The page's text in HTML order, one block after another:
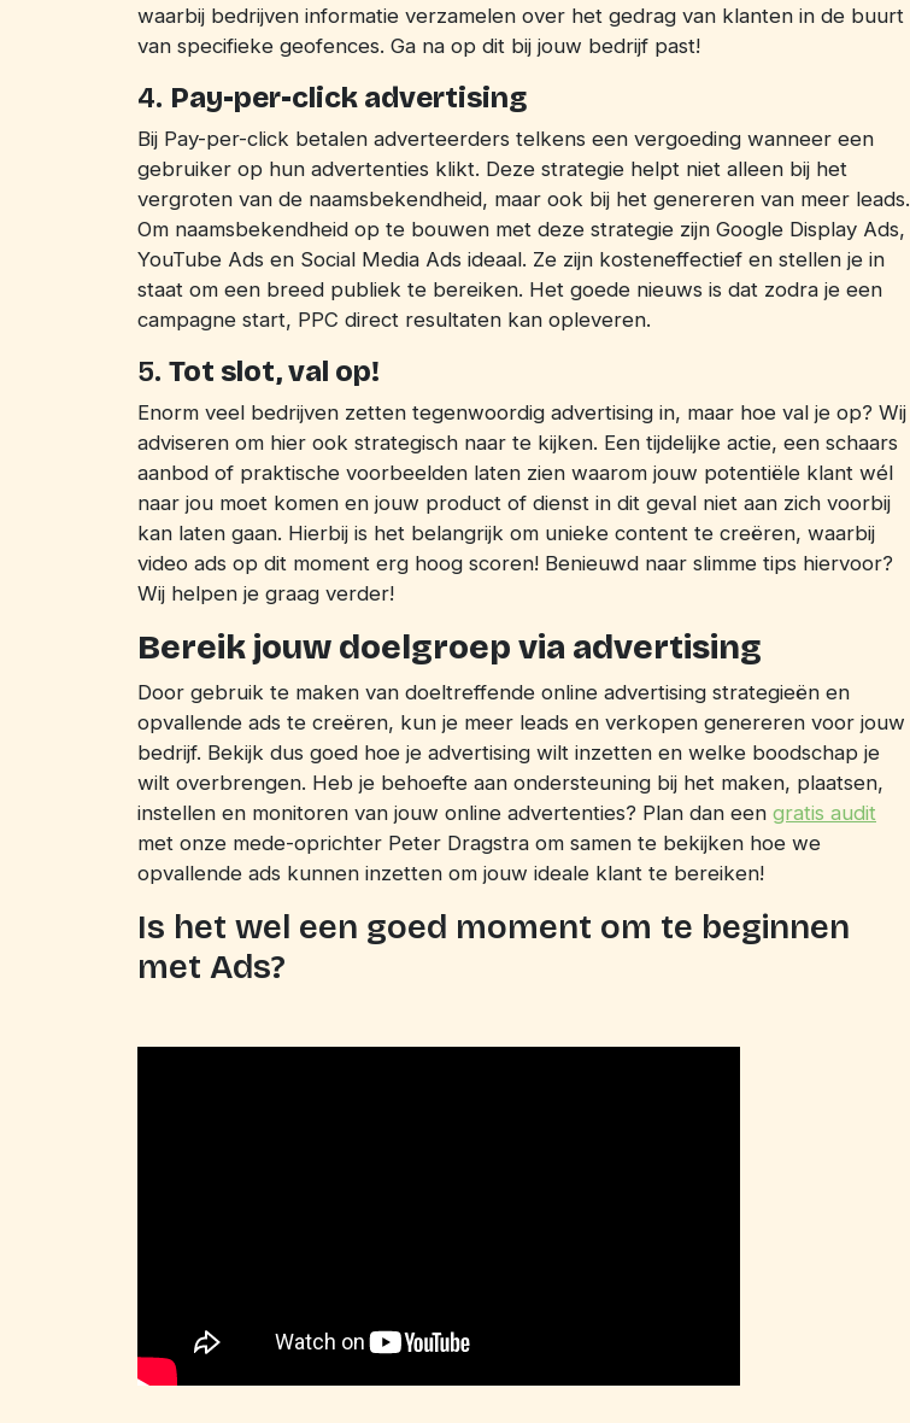
waarbij bedrijven informatie verzamelen over het gedrag van klanten in de buurt
van specifieke geofences. Ga na op dit bij jouw bedrijf past!
4. Pay-per-click advertising
Bij Pay-per-click betalen adverteerders telkens een vergoeding wanneer een
gebruiker op hun advertenties klikt. Deze strategie helpt niet alleen bij het
vergroten van de naamsbekendheid, maar ook bij het genereren van meer leads.
Om naamsbekendheid op te bouwen met deze strategie zijn Google Display Ads,
YouTube Ads en Social Media Ads ideaal. Ze zijn kosteneffectief en stellen je in
staat om een breed publiek te bereiken. Het goede nieuws is dat zodra je een
campagne start, PPC direct resultaten kan opleveren.
5. Tot slot, val op!
Enorm veel bedrijven zetten tegenwoordig advertising in, maar hoe val je op? Wij
adviseren om hier ook strategisch naar te kijken. Een tijdelijke actie, een schaars
aanbod of praktische voorbeelden laten zien waarom jouw potentiële klant wél
naar jou moet komen en jouw product of dienst in dit geval niet aan zich voorbij
kan laten gaan. Hierbij is het belangrijk om unieke content te creëren, waarbij
video ads op dit moment erg hoog scoren! Benieuwd naar slimme tips hiervoor?
Wij helpen je graag verder!
Bereik jouw doelgroep via advertising
Door gebruik te maken van doeltreffende online advertising strategieën en
opvallende ads te creëren, kun je meer leads en verkopen genereren voor jouw
bedrijf. Bekijk dus goed hoe je advertising wilt inzetten en welke boodschap je
wilt overbrengen. Heb je behoefte aan ondersteuning bij het maken, plaatsen,
instellen en monitoren van jouw online advertenties? Plan dan een gratis audit
met onze mede-oprichter Peter Dragstra om samen te bekijken hoe we
opvallende ads kunnen inzetten om jouw ideale klant te bereiken!
Is het wel een goed moment om te beginnen
met Ads?